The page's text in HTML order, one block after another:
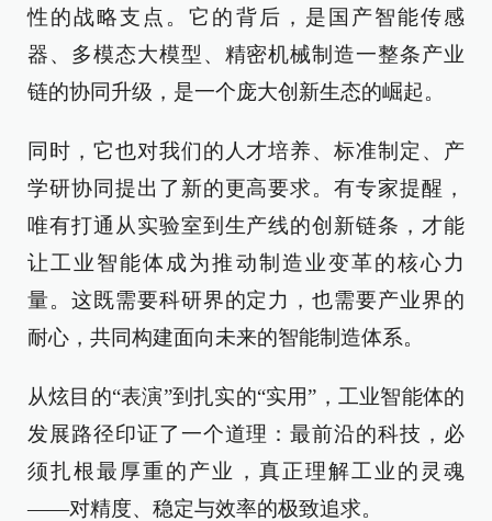
性的战略支点。它的背后，是国产智能传感
器、多模态大模型、精密机械制造一整条产业
链的协同升级，是一个庞大创新生态的崛起。
同时，它也对我们的人才培养、标准制定、产
学研协同提出了新的更高要求。有专家提醒，
唯有打通从实验室到生产线的创新链条，才能
让工业智能体成为推动制造业变革的核心力
量。这既需要科研界的定力，也需要产业界的
耐心，共同构建面向未来的智能制造体系。
从炫目的“表演”到扎实的“实用”，工业智能体的
发展路径印证了一个道理：最前沿的科技，必
须扎根最厚重的产业，真正理解工业的灵魂
——对精度、稳定与效率的极致追求。